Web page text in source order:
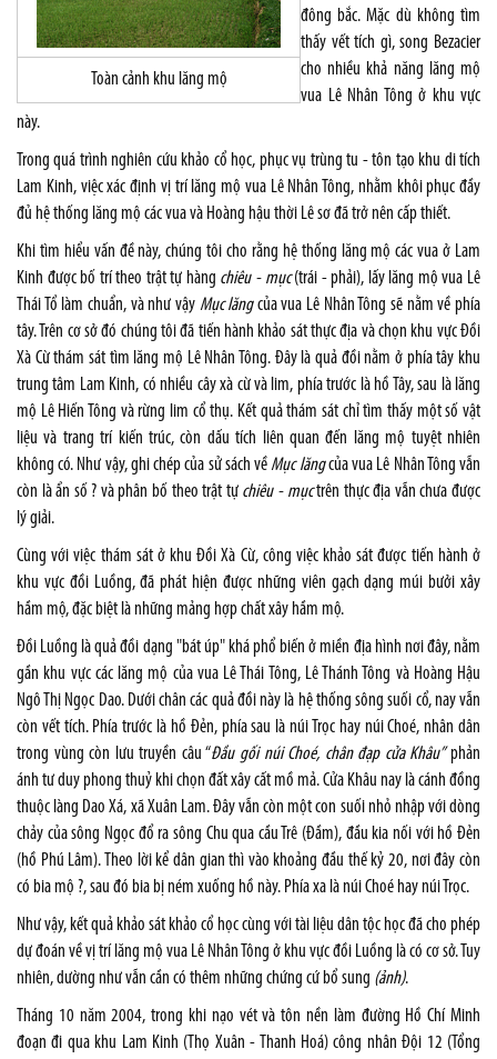
Toàn cảnh khu lăng mộ
đông bắc. Mặc dù không tìm
thấy vết tích gì, song Bezacier
cho nhiều khả năng lăng mộ
vua Lê Nhân Tông ở khu vực
này.
Trong quá trình nghiên cứu khảo cổ học, phục vụ trùng tu - tôn tạo khu di tích
Lam Kinh, việc xác định vị trí lăng mộ vua Lê Nhân Tông, nhằm khôi phục đầy
đủ hệ thống lăng mộ các vua và Hoàng hậu thời Lê sơ đã trở nên cấp thiết.
Khi tìm hiểu vấn đề này, chúng tôi cho rằng hệ thống lăng mộ các vua ở Lam
Kinh được bố trí theo trật tự hàng chiêu - mục(trái - phải), lấy lăng mộ vua Lê
Thái Tổ làm chuẩn, và như vậy Mục lăngcủa vua Lê Nhân Tông sẽ nằm về phía
tây. Trên cơ sở đó chúng tôi đã tiến hành khảo sát thực địa và chọn khu vực Đồi
Xà Cừ thám sát tìm lăng mộ Lê Nhân Tông. Đây là quả đồi nằm ở phía tây khu
trung tâm Lam Kinh, có nhiều cây xà cừ và lim, phía trước là hồ Tây, sau là lăng
mộ Lê Hiến Tông và rừng lim cổ thụ. Kết quả thám sát chỉ tìm thấy một số vật
liệu và trang trí kiến trúc, còn dấu tích liên quan đến lăng mộ tuyệt nhiên
không có. Như vậy, ghi chép của sử sách vềMục lăngcủa vua Lê Nhân Tông vẫn
còn là ẩn số ? và phân bố theo trật tự chiêu - mụctrên thực địa vẫn chưa được
lý giải.
Cùng với việc thám sát ở khu Đồi Xà Cừ, công việc khảo sát được tiến hành ở
khu vực đồi Luồng, đã phát hiện được những viên gạch dạng múi bưởi xây
hầm mộ, đặc biệt là những mảng hợp chất xây hầm mộ.
Đồi Luồng là quả đồi dạng "bát úp" khá phổ biến ở miền địa hình nơi đây, nằm
gần khu vực các lăng mộ của vua Lê Thái Tông, Lê Thánh Tông và Hoàng Hậu
Ngô Thị Ngọc Dao. Dưới chân các quả đồi này là hệ thống sông suối cổ, nay vẫn
còn vết tích. Phía trước là hồ Đẻn, phía sau là núi Trọc hay núi Choé, nhân dân
trong vùng còn lưu truyền câu “Đầu gối núi Choé, chân đạp cửa Khâu”phản
ánh tư duy phong thuỷ khi chọn đất xây cất mồ mả. Cửa Khâu nay là cánh đồng
thuộc làng Dao Xá, xã Xuân Lam. Đây vẫn còn một con suối nhỏ nhập với dòng
chảy của sông Ngọc đổ ra sông Chu qua cầu Trê (Đầm), đầu kia nối với hồ Đẻn
(hồ Phú Lâm). Theo lời kể dân gian thì vào khoảng đầu thế kỷ 20, nơi đây còn
có bia mộ ?, sau đó bia bị ném xuống hồ này. Phía xa là núi Choé hay núi Trọc.
Như vậy, kết quả khảo sát khảo cổ học cùng với tài liệu dân tộc học đã cho phép
dự đoán về vị trí lăng mộ vua Lê Nhân Tông ở khu vực đồi Luồng là có cơ sở. Tuy
nhiên, dường như vẫn cần có thêm những chứng cứ bổ sung (ảnh).
Tháng 10 năm 2004, trong khi nạo vét và tôn nền làm đường Hồ Chí Minh
đoạn đi qua khu Lam Kinh (Thọ Xuân - Thanh Hoá) công nhân Đội 12 (Tổng